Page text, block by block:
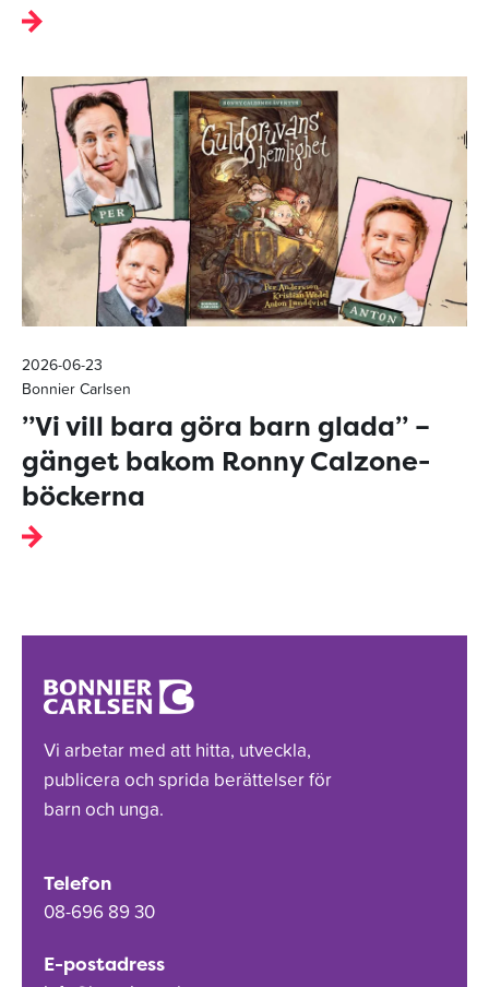
2026-06-23
Bonnier Carlsen
”Vi vill bara göra barn glada” –
gänget bakom Ronny Calzone-
böckerna
Vi arbetar med att hitta, utveckla,
publicera och sprida berättelser för
barn och unga.
Telefon
08-696 89 30
E-postadress